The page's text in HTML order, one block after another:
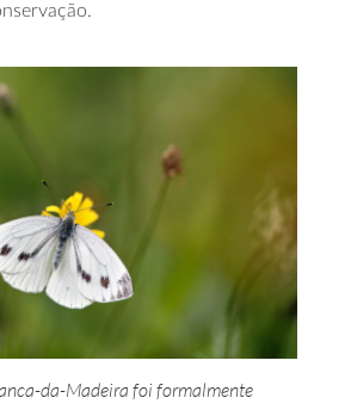
da-Madeira foi formalmente